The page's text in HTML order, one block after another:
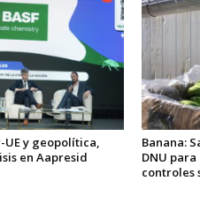
UE y geopolítica,
en Aapresid
Banana:
DNU
controles